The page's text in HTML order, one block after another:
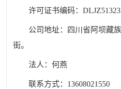
许可证书编码：
公司地址：四川省阿坝藏
街。
法人：何燕
联系方式： 13608021550